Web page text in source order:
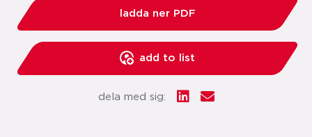
ladda ner PDF
add to list
dela med sig: